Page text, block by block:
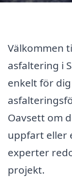
Välkommen
asfaltering i
enkelt för
Oavsett om
uppfart eller
experter
projekt.